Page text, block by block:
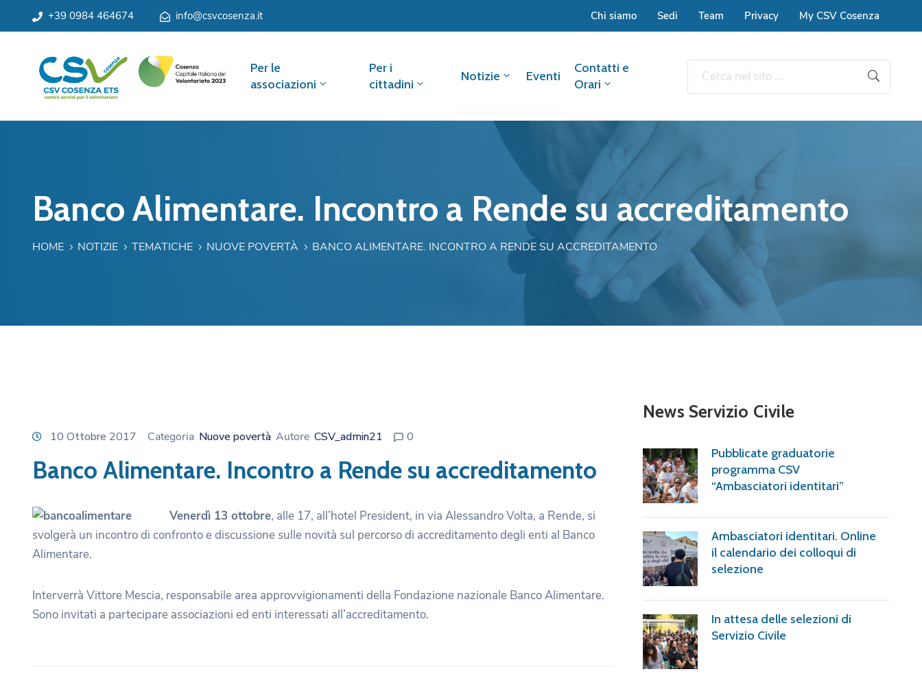
+39 0984 464674 info@csvcosenza.it Chi siamo Sedi Team Privacy My CSV Cosenza
Per le
associazioni
Per i
cittadini
Notizie Eventi
Contatti e
Orari
Banco Alimentare. Incontro a Rende su accreditamento
HOME NOTIZIE TEMATICHE NUOVE POVERTÀ BANCO ALIMENTARE. INCONTRO A RENDE SU ACCREDITAMENTO
10 Ottobre 2017 Categoria Nuove povertà Autore CSV_admin21 0
Banco Alimentare. Incontro a Rende su accreditamento
Venerdì 13 ottobre, alle 17, all’hotel President, in via Alessandro Volta, a Rende, si
svolgerà un incontro di confronto e discussione sulle novità sul percorso di accreditamento degli enti al Banco
Alimentare.
Interverrà Vittore Mescia, responsabile area approvvigionamenti della Fondazione nazionale Banco Alimentare.
Sono invitati a partecipare associazioni ed enti interessati all’accreditamento.
News Servizio Civile
Pubblicate graduatorie
programma CSV
“Ambasciatori identitari”
Ambasciatori identitari. Online
il calendario dei colloqui di
selezione
In attesa delle selezioni di
Servizio Civile